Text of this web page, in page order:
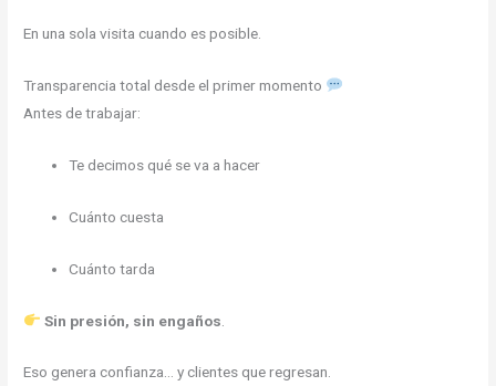
En una sola visita cuando es posible.
Transparencia total desde el primer momento
Antes de trabajar:
Te decimos qué se va a hacer
Cuánto cuesta
Cuánto tarda
Sin presión, sin engaños
Eso genera confianza… y clientes que regresan.